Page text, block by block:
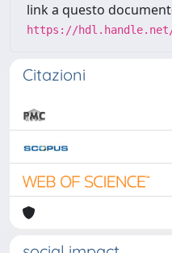
link a questo
https://hdl.handle.net/
Citazioni